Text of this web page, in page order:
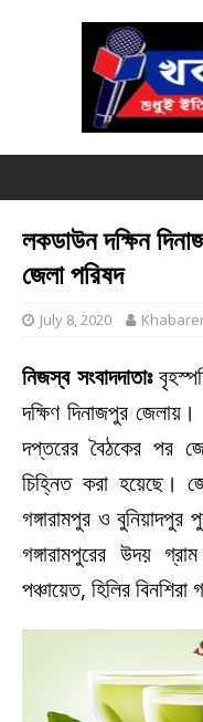
লকডাউন দক্ষিন
জেলা পরিষদ
July 8, 2020
নিজস্ব সংবাদদাতাঃ
দক্ষিণ দিনাজপুর
দপ্তরের বৈঠকের পর
চিহ্নিত করা হয়েছে।
গঙ্গারামপুর ও বুনিয়াদপুর
গঙ্গারামপুরের উদয়
পঞ্চায়েত, হিলির